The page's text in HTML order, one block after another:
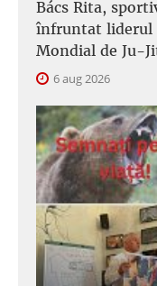
Bács Rita,
înfruntat liderul
Mondial de Ju-
6 aug 2026